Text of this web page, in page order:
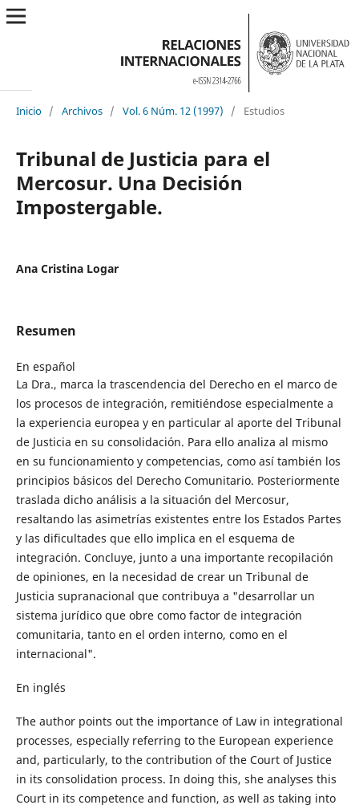
Inicio / Archivos / Vol. 6 Núm. 12 (1997) / Estudios
Tribunal de Justicia para el
Mercosur. Una Decisión
Impostergable.
Ana Cristina Logar
Resumen
En español
La Dra., marca la trascendencia del Derecho en el marco de
los procesos de integración, remitiéndose especialmente a
la experiencia europea y en particular al aporte del Tribunal
de Justicia en su consolidación. Para ello analiza al mismo
en su funcionamiento y competencias, como así también los
principios básicos del Derecho Comunitario. Posteriormente
traslada dicho análisis a la situación del Mercosur,
resaltando las asimetrías existentes entre los Estados Partes
y las dificultades que ello implica en el esquema de
integración. Concluye, junto a una importante recopilación
de opiniones, en la necesidad de crear un Tribunal de
Justicia supranacional que contribuya a "desarrollar un
sistema jurídico que obre como factor de integración
comunitaria, tanto en el orden interno, como en el
internacional".
En inglés
The author points out the importance of Law in integrational
processes, especially referring to the European experience
and, particularly, to the contribution of the Court of Justice
in its consolidation process. In doing this, she analyses this
Court in its competence and function, as well as taking into